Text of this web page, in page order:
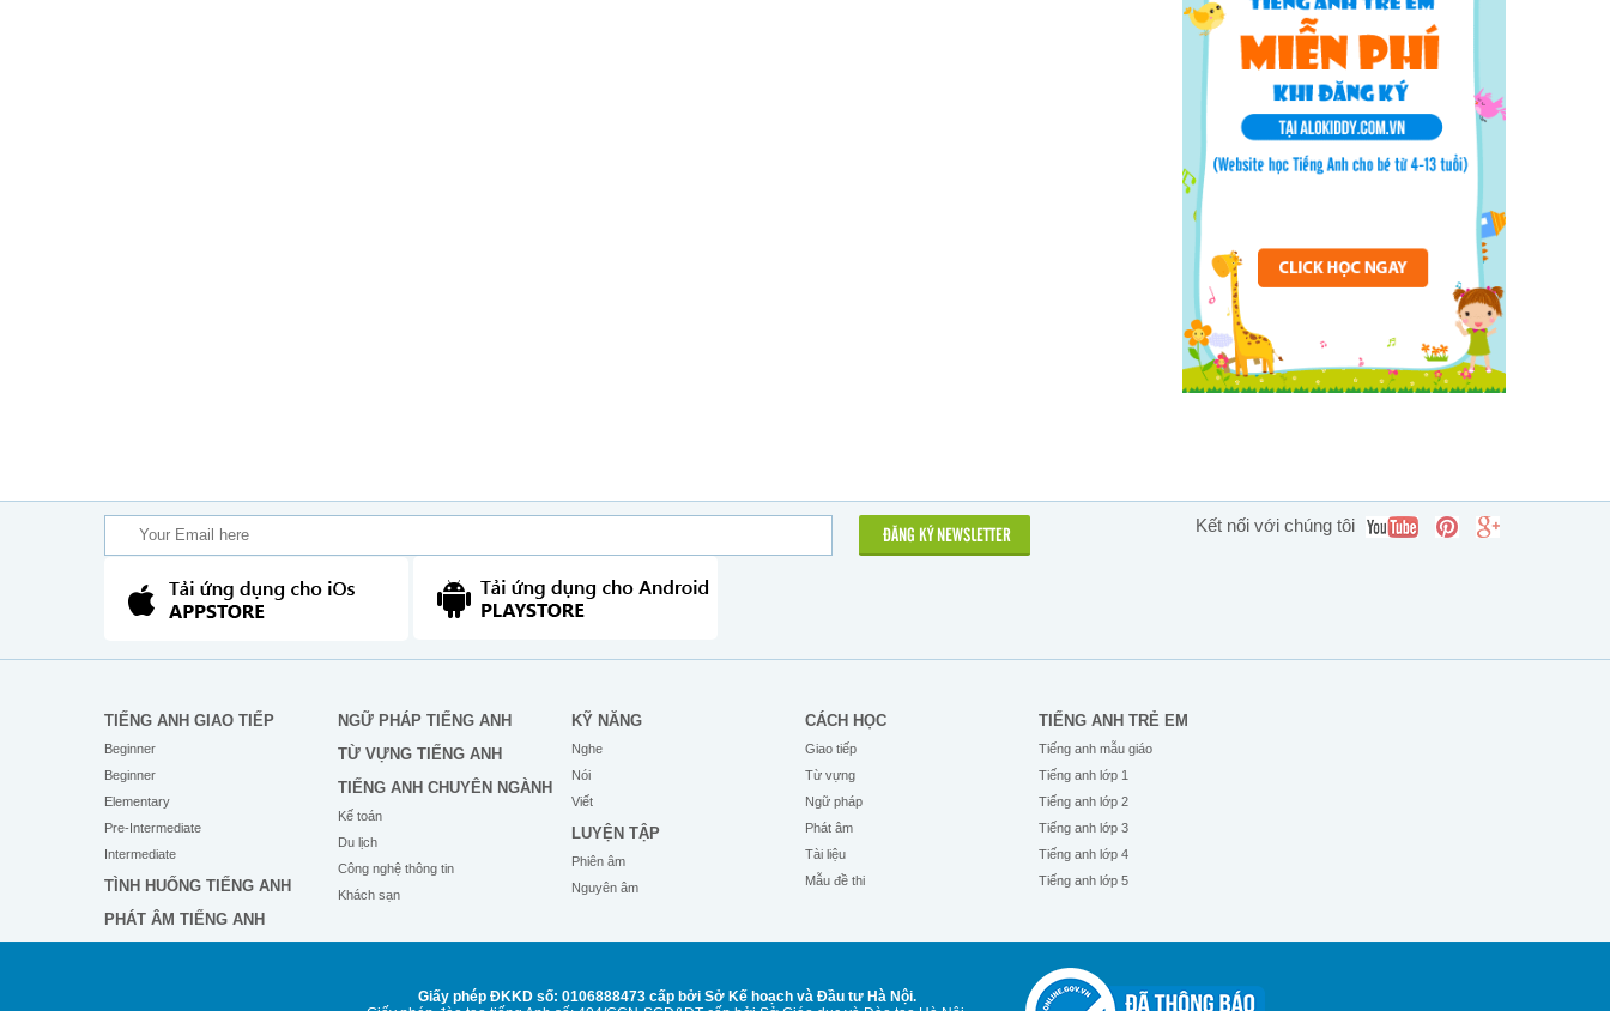
ĐĂNG KÝ NEWSLETTER
Kết nối với chúng tôi
TIẾNG ANH GIAO TIẾP
Beginner
Beginner
Elementary
Pre-Intermediate
Intermediate
TÌNH HUỐNG TIẾNG ANH
PHÁT ÂM TIẾNG ANH
NGỮ PHÁP TIẾNG ANH
TỪ VỰNG TIẾNG ANH
TIẾNG ANH CHUYÊN NGÀNH
Kế toán
Du lịch
Công nghệ thông tin
Khách sạn
KỸ NĂNG
Nghe
Nói
Viết
LUYỆN TẬP
Phiên âm
Nguyên âm
CÁCH HỌC
Giao tiếp
Từ vựng
Ngữ pháp
Phát âm
Tài liệu
Mẫu đề thi
TIẾNG ANH TRẺ EM
Tiếng anh mẫu giáo
Tiếng anh lớp 1
Tiếng anh lớp 2
Tiếng anh lớp 3
Tiếng anh lớp 4
Tiếng anh lớp 5
Giấy phép ĐKKD số: 0106888473 cấp bởi Sở Kế hoạch và Đầu tư Hà Nội.